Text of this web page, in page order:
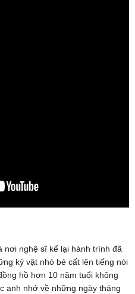
nơi nghệ sĩ kể lại hành trình đã
kỷ vật nhỏ bé cất lên tiếng nói
hồ hơn 10 năm tuổi không
anh nhớ về những ngày tháng